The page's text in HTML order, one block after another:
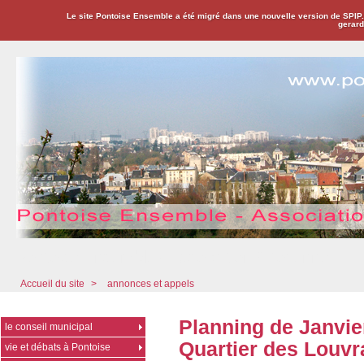
Le site Pontoise Ensemble a été migré dans une nouvelle version de
Accueil du site > annonces et appels
Planning de
Quartier des
le conseil municipal
vie et débats à Pontoise